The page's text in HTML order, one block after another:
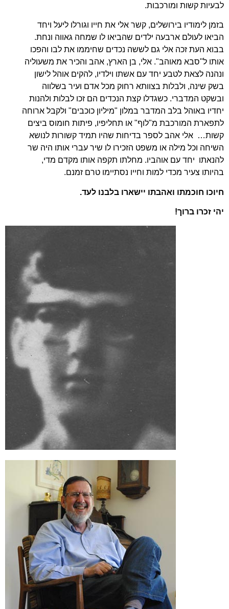
לבעיות קשות ומורכבות.
בזמן לימודיו בירושלים, קשר אלי את חייו וגורלו ליעל ויחד
הביאו לעולם ארבעה ילדים שהביאו לו שמחה גאווה ונחת.
בבוא העת זכה אלי גם לששה נכדים שחיממו את לבו והפכו
אותו ל"סבא מאוהב". אלי, בן הארץ, אהב והכיר את משעוליה
ונהנה לצאת לטבע יחד עם אשתו וילדיו, להקים אוהל לישון
בשק שינה, ולבלות בצוותא רחוק מכל אדם ועיר בשלווה
ובשקט המדברי. כשגדלו קצת הנכדים הם זכו לבלות ולהנות
יחדיו באוהל בלב המדבר במלון "מיליון כוכבים" ולקבל ארוחה
לתפארת המורכבת מ"לוף" או תחליפיו, פיתות חומוס ביצים
קשות… אלי אהב לספר בדיחות שהיו תמיד קשורות לנושא
השיחה וכל מילה או משפט הזכירו לו שיר עברי אותו היה שר
להנאתו יחד עם אוהביו. מחלתו תקפה אותו מקדם מדי,
בהיותו צעיר מכדי למות וחייו נסתיימו טרם זמנם.
חיוכו חוכמתו ואהבתו יישארו בלבנו לעד.
יהי זכרו ברוך!